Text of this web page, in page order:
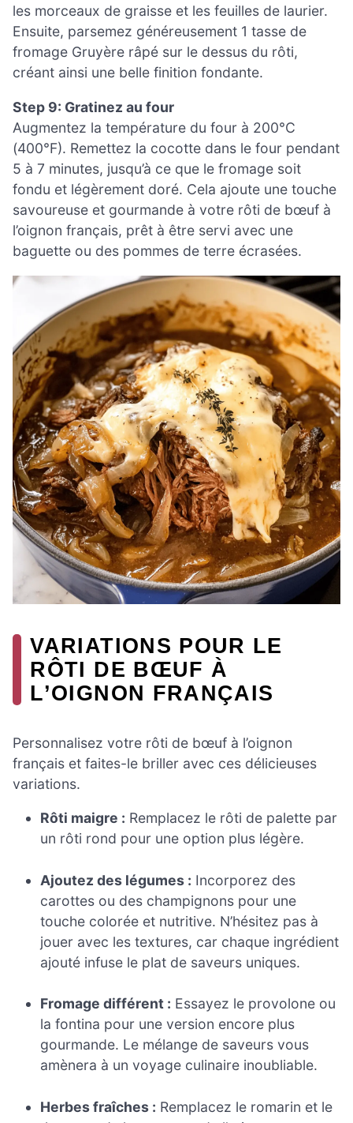
les morceaux de graisse et les feuilles de laurier.
Ensuite, parsemez généreusement 1 tasse de
fromage Gruyère râpé sur le dessus du rôti,
créant ainsi une belle finition fondante.
Step 9: Gratinez au four
Augmentez la température du four à 200°C
(400°F). Remettez la cocotte dans le four pendant
5 à 7 minutes, jusqu’à ce que le fromage soit
fondu et légèrement doré. Cela ajoute une touche
savoureuse et gourmande à votre rôti de bœuf à
l’oignon français, prêt à être servi avec une
baguette ou des pommes de terre écrasées.
VARIATIONS POUR LE
RÔTI DE BŒUF À
L’OIGNON FRANÇAIS
Personnalisez votre rôti de bœuf à l’oignon
français et faites-le briller avec ces délicieuses
variations.
Rôti maigre : Remplacez le rôti de palette par
un rôti rond pour une option plus légère.
Ajoutez des légumes : Incorporez des
carottes ou des champignons pour une
touche colorée et nutritive. N’hésitez pas à
jouer avec les textures, car chaque ingrédient
ajouté infuse le plat de saveurs uniques.
Fromage différent : Essayez le provolone ou
la fontina pour une version encore plus
gourmande. Le mélange de saveurs vous
amènera à un voyage culinaire inoubliable.
Herbes fraîches : Remplacez le romarin et le